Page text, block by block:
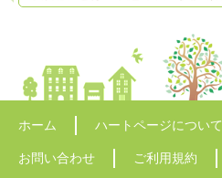
ホーム ハートページについて
お問い合わせ ご利用規約